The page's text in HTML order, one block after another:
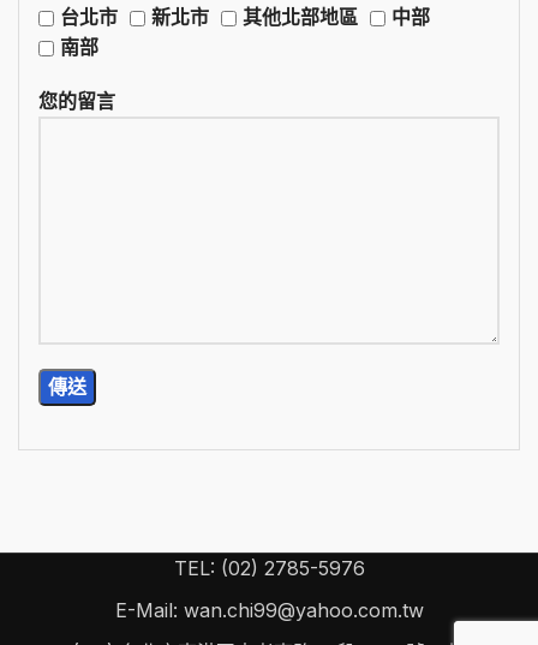
台北市
新北市 其他北部地區
中部
南部
您的留言
TEL: (02) 2785-5976
E-Mail: wan.chi99@yahoo.com.tw